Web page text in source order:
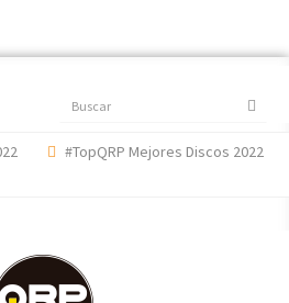
Buscar
#TopQRP Mejores Discos 2022